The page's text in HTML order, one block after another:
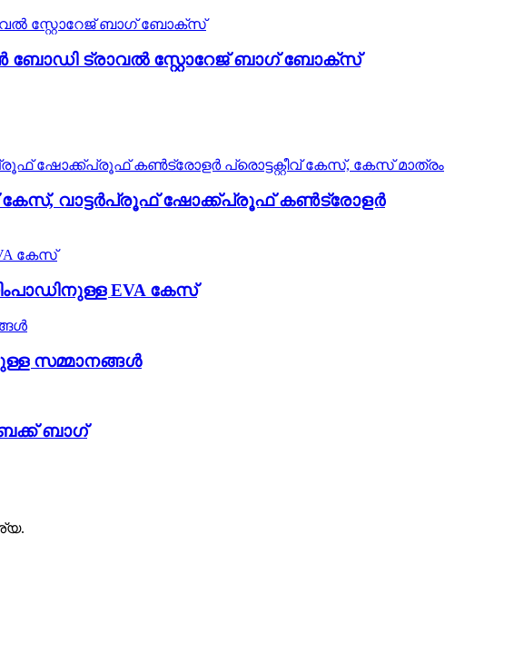
ബോഡി ട്രാവൽ സ്റ്റോറേജ് ബാഗ് ബോക്സ്
കേസ്, വാട്ടർപ്രൂഫ് ഷോക്ക്പ്രൂഫ് കൺട്രോളർ
EVA കേസ്
സമ്മാനങ്ങൾ
ബാഗ്